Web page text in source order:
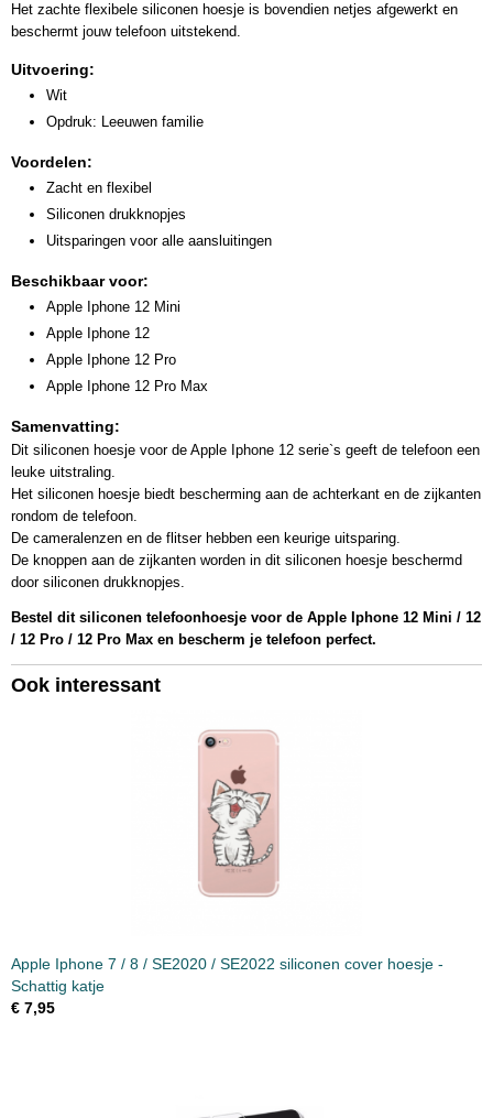
Het zachte flexibele siliconen hoesje is bovendien netjes afgewerkt en
beschermt jouw telefoon uitstekend.
Uitvoering:
Wit
Opdruk: Leeuwen familie
Voordelen:
Zacht en flexibel
Siliconen drukknopjes
Uitsparingen voor alle aansluitingen
Beschikbaar voor:
Apple Iphone 12 Mini
Apple Iphone 12
Apple Iphone 12 Pro
Apple Iphone 12 Pro Max
Samenvatting:
Dit siliconen hoesje voor de Apple Iphone 12 serie`s geeft de telefoon een
leuke uitstraling.
Het siliconen hoesje biedt bescherming aan de achterkant en de zijkanten
rondom de telefoon.
De cameralenzen en de flitser hebben een keurige uitsparing.
De knoppen aan de zijkanten worden in dit siliconen hoesje beschermd
door siliconen drukknopjes.
Bestel dit siliconen telefoonhoesje voor de Apple Iphone 12 Mini / 12
/ 12 Pro / 12 Pro Max en bescherm je telefoon perfect.
Ook interessant
Apple Iphone 7 / 8 / SE2020 / SE2022 siliconen cover hoesje -
Schattig katje
€ 7,95